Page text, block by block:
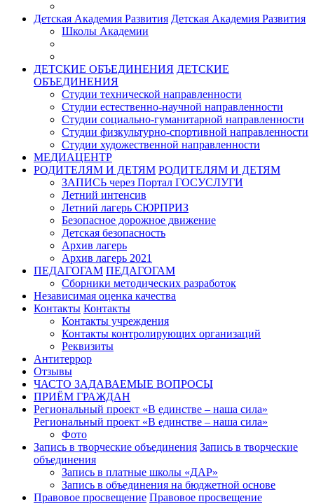
Детская Академия Развития Детская Академия Развития
Школы Академии
ДЕТСКИЕ ОБЪЕДИНЕНИЯ ДЕТСКИЕ
ОБЪЕДИНЕНИЯ
Студии технической направленности
Студии естественно-научной направленности
Студии социально-гуманитарной направленности
Студии физкультурно-спортивной направленности
Студии художественной направленности
МЕДИАЦЕНТР
РОДИТЕЛЯМ И ДЕТЯМ РОДИТЕЛЯМ И ДЕТЯМ
ЗАПИСЬ через Портал ГОСУСЛУГИ
Летний интенсив
Летний лагерь СЮРПРИЗ
Безопасное дорожное движение
Детская безопасность
Архив лагерь
Архив лагерь 2021
ПЕДАГОГАМ ПЕДАГОГАМ
Сборники методических разработок
Независимая оценка качества
Контакты Контакты
Контакты учреждения
Контакты контролирующих организаций
Реквизиты
Антитеррор
Отзывы
ЧАСТО ЗАДАВАЕМЫЕ ВОПРОСЫ
ПРИЁМ ГРАЖДАН
Региональный проект «В единстве – наша сила»
Региональный проект «В единстве – наша сила»
Фото
Запись в творческие объединения Запись в творческие
объединения
Запись в платные школы «ДАР»
Запись в объединения на бюджетной основе
Правовое просвещение Правовое просвещение